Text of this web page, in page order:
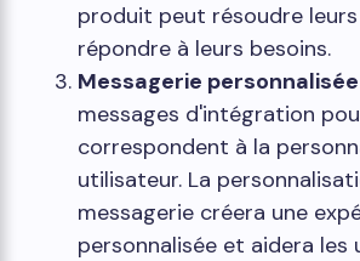
produit peut résoudre
répondre à leurs besoins.
Messagerie
messages d'intégration
correspondent à la
utilisateur. La
messagerie créera une
personnalisée et aidera les